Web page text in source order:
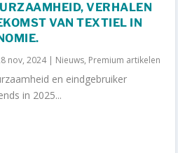
VERHALEN
VAN TEXTIEL IN
nov, 2024| Nieuws, Premium artikelen
en eindgebruiker
in 2025...